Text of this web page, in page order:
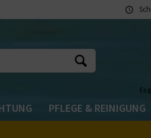
Es
PFLEGE & REINIGUNG